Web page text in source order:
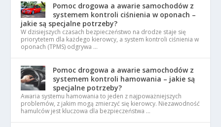
Pomoc drogowa a awarie samochodów z
systemem kontroli ciśnienia w oponach –
jakie są specjalne potrzeby?
W dzisiejszych czasach bezpieczeństwo na drodze staje się
priorytetem dla każdego kierowcy, a system kontroli ciśnienia w
oponach (TPMS) odgrywa …
Pomoc drogowa a awarie samochodów z
systemem kontroli hamowania – jakie są
specjalne potrzeby?
Awaria systemu hamowania to jeden z najpoważniejszych
problemów, z jakim mogą zmierzyć się kierowcy. Niezawodność
hamulców jest kluczowa dla bezpieczeństwa …